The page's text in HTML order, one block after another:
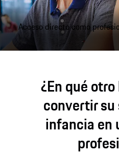
Acceso directo como
¿En qué
convertir su
infancia en